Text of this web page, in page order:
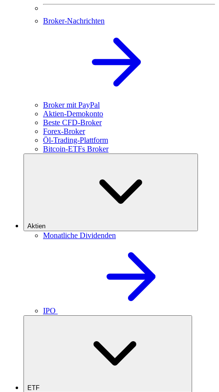
Broker-Nachrichten
Broker mit PayPal
Aktien-Demokonto
Beste CFD-Broker
Forex-Broker
Öl-Trading-Plattform
Bitcoin-ETFs Broker
Aktien
Monatliche Dividenden
IPO
ETF